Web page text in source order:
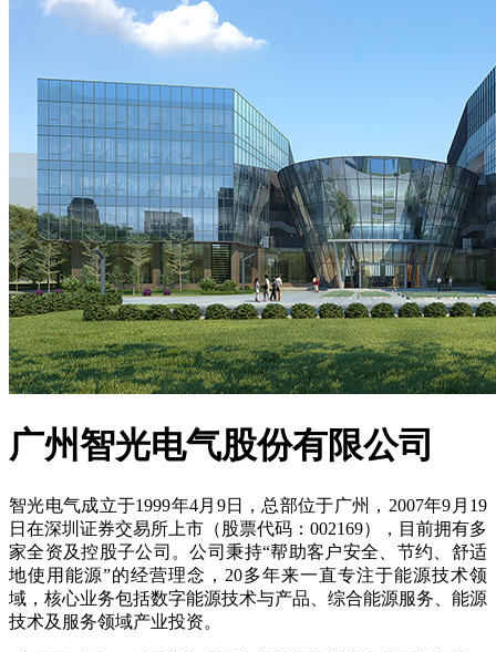
广州智光电气股份有限公司
智光电气成立于1999年4月9日，总部位于广州，2007年9月19
日在深圳证券交易所上市（股票代码：002169），目前拥有多
家全资及控股子公司。公司秉持“帮助客户安全、节约、舒适
地使用能源”的经营理念，20多年来一直专注于能源技术领
域，核心业务包括数字能源技术与产品、综合能源服务、能源
技术及服务领域产业投资。